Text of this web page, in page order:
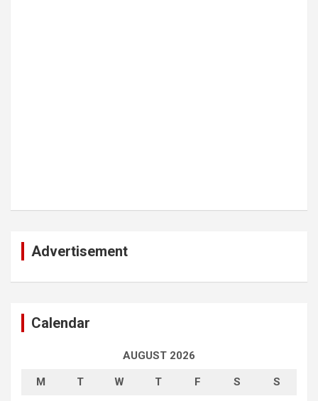
Advertisement
Calendar
AUGUST 2026
M T W T F S S